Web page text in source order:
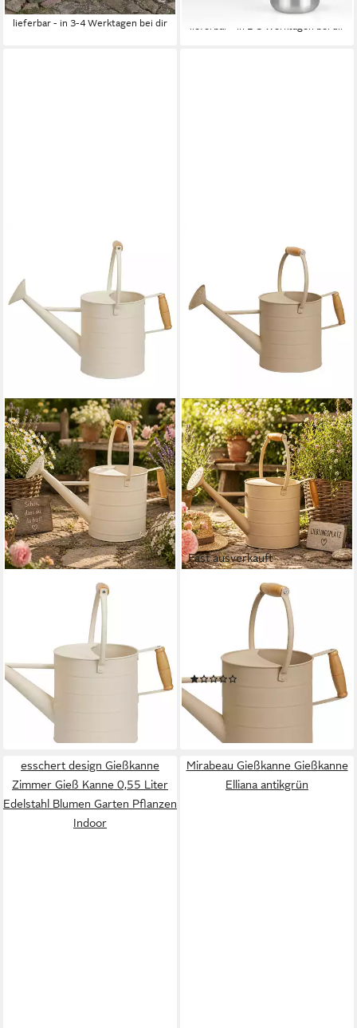
26,90 €
lieferbar - in 3-4 Werktagen bei dir lieferbar - in 2-3 Werktagen bei dir
Gießkanne Gießkanne
Blechkanne Metallkanne
Kanne Dekokanne Creme 3,5
Liter
24,99 €
-17%
lieferbar - in 3-4 Werktagen bei dir
Fast ausverkauft
Gießkanne Deko Gießkanne
Blechkanne Metallkanne
Dekokanne Hellbraun 3,5
21,99 €
-27%
lieferbar - in 3-4 Werktagen bei dir
esschert design Gießkanne
Zimmer Gieß Kanne 0,55 Liter
Edelstahl Blumen Garten Pflanzen
Indoor
Mirabeau Gießkanne Gießkanne
Elliana antikgrün